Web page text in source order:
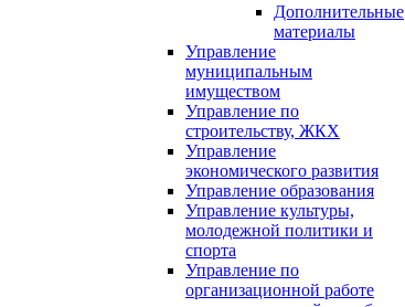
Дополнительные
материалы
Управление
муниципальным
имуществом
Управление по
строительству, ЖКХ
Управление
экономического развития
Управление образования
Управление культуры,
молодежной политики и
спорта
Управление по
организационной работе